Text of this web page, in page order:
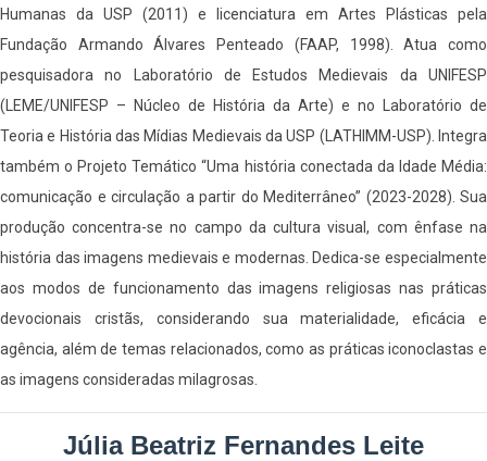
Humanas da USP (2011) e licenciatura em Artes Plásticas pela
Fundação Armando Álvares Penteado (FAAP, 1998). Atua como
pesquisadora no Laboratório de Estudos Medievais da UNIFESP
(LEME/UNIFESP – Núcleo de História da Arte) e no Laboratório de
Teoria e História das Mídias Medievais da USP (LATHIMM-USP). Integra
também o Projeto Temático “Uma história conectada da Idade Média:
comunicação e circulação a partir do Mediterrâneo” (2023-2028). Sua
produção concentra-se no campo da cultura visual, com ênfase na
história das imagens medievais e modernas. Dedica-se especialmente
aos modos de funcionamento das imagens religiosas nas práticas
devocionais cristãs, considerando sua materialidade, eficácia e
agência, além de temas relacionados, como as práticas iconoclastas e
as imagens consideradas milagrosas.
Júlia Beatriz Fernandes Leite